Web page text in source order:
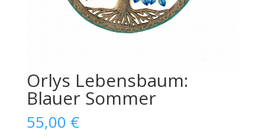
Orlys Lebensbaum:
Blauer Sommer
55,00 €